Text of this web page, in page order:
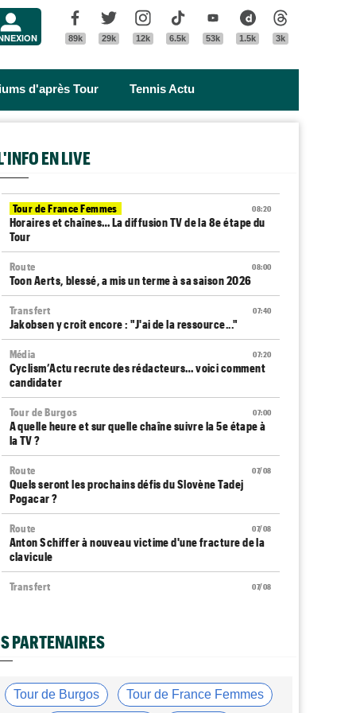
Facebook
89k
Twitter
29k
Instagram
12k
Tik Tok
6.5k
Youtube
53k
Dailymotion
1.5k 3k
d'après Tour Tennis Actu
EN LIVE
08:20
Tour de France Femmes
Horaires et chaînes… La diffusion TV de la 8e étape du
Tour
08:00
Route
Toon Aerts, blessé, a mis un terme à sa saison 2026
07:40
Transfert
Jakobsen y croit encore : "J'ai de la ressource..."
07:20
Média
Cyclism’Actu recrute des rédacteurs… voici comment
candidater
07:00
Tour de Burgos
A quelle heure et sur quelle chaîne suivre la 5e étape à
la TV ?
07/08
Route
Quels seront les prochains défis du Slovène Tadej
Pogacar ?
07/08
Route
Anton Schiffer à nouveau victime d'une fracture de la
clavicule
07/08
Transfert
Tour d'Espagne
Le parcours de la 20e étape a été modifié en raison
07/08
Média
PARTENAIRES
Tour de Burgos Tour de France Femmes